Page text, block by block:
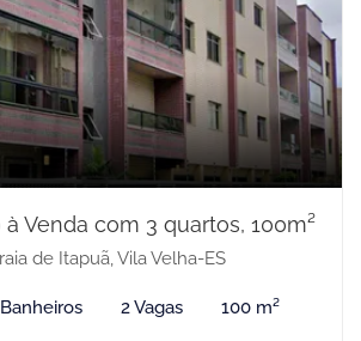
Venda com 3 quartos, 100m²
de Itapuã, Vila Velha-ES
2 Vagas 100 m²